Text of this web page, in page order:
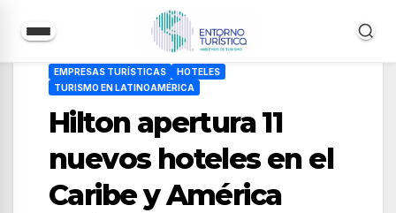
EMPRESAS TURÍSTICAS
HOTELES
TURISMO EN LATINOAMÉRICA
Hilton apertura 11
nuevos hoteles en el
Caribe y América